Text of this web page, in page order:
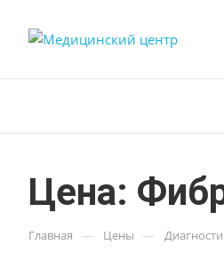
Цена:
Главная — Цены —